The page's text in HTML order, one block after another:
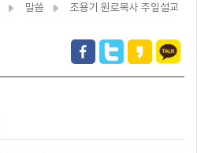
말씀 조용기 원로목사 주일설교